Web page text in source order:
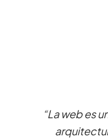
“La web es